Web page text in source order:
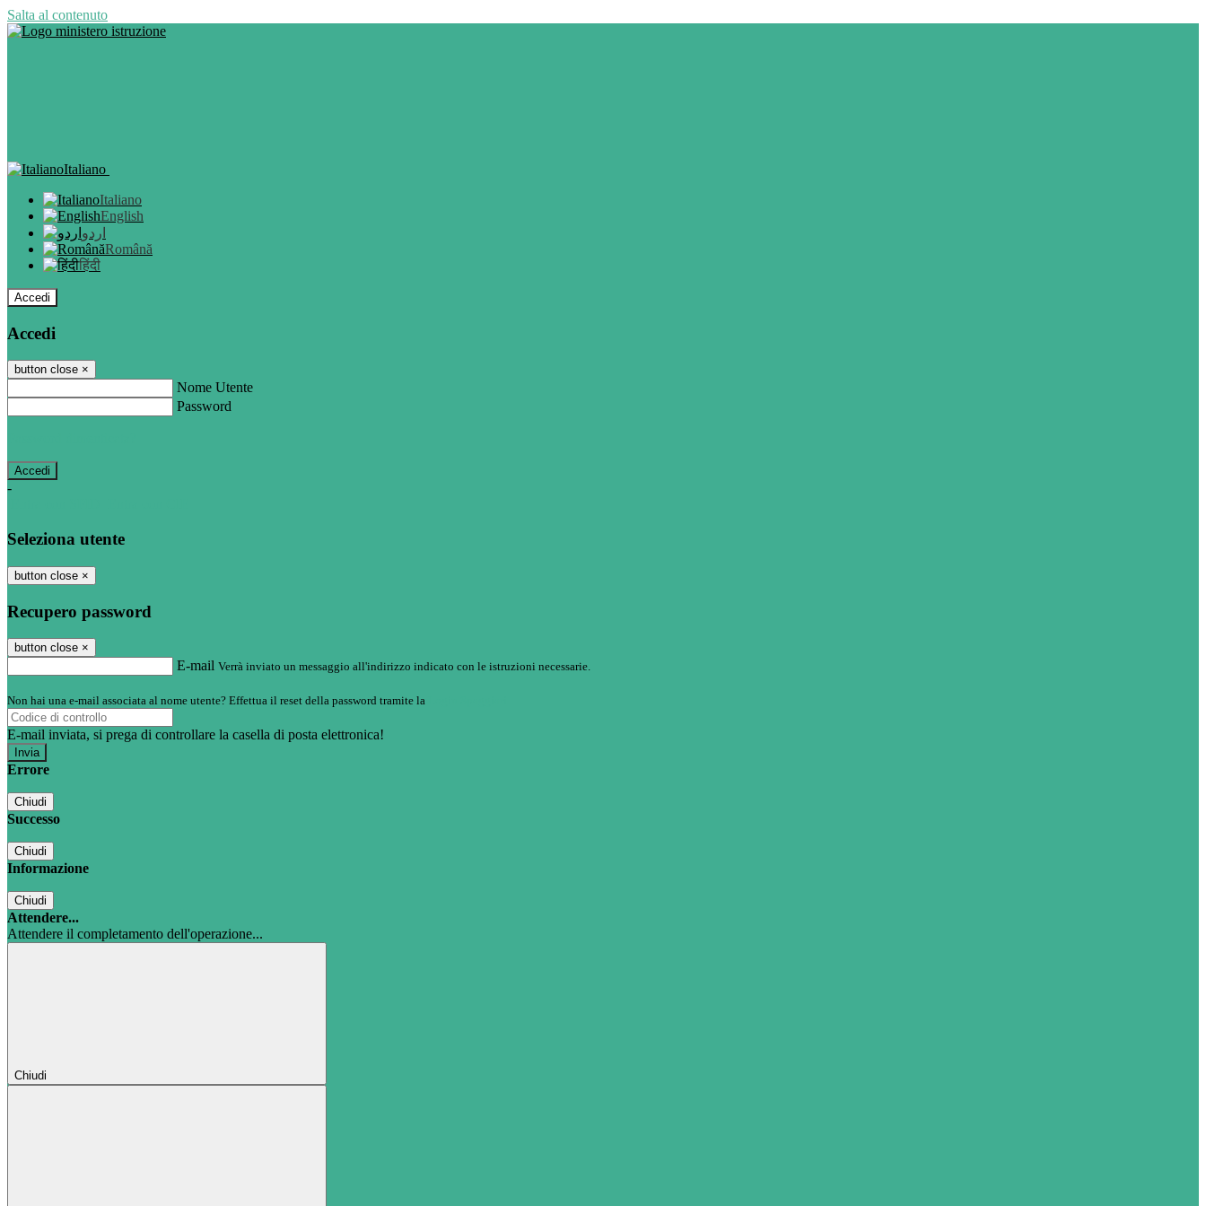
Salta al contenuto
Italiano
Italiano
English
اردو
Română
हिंदी
Accedi
Accedi
button close ×
Nome Utente
Password
-
Seleziona utente
button close ×
Recupero password
button close ×
E-mail Verrà inviato un messaggio all'indirizzo indicato con le istruzioni necessarie.
Non hai una e-mail associata al nome utente? Effettua il reset della password tramite la
E-mail inviata, si prega di controllare la casella di posta elettronica!
Errore
Chiudi
Successo
Chiudi
Informazione
Chiudi
Attendere...
Attendere il completamento dell'operazione...
Chiudi